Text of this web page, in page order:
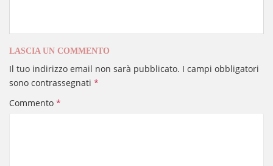
LASCIA UN COMMENTO
Il tuo indirizzo email non sarà pubblicato. I campi obbligatori
sono contrassegnati *
Commento *